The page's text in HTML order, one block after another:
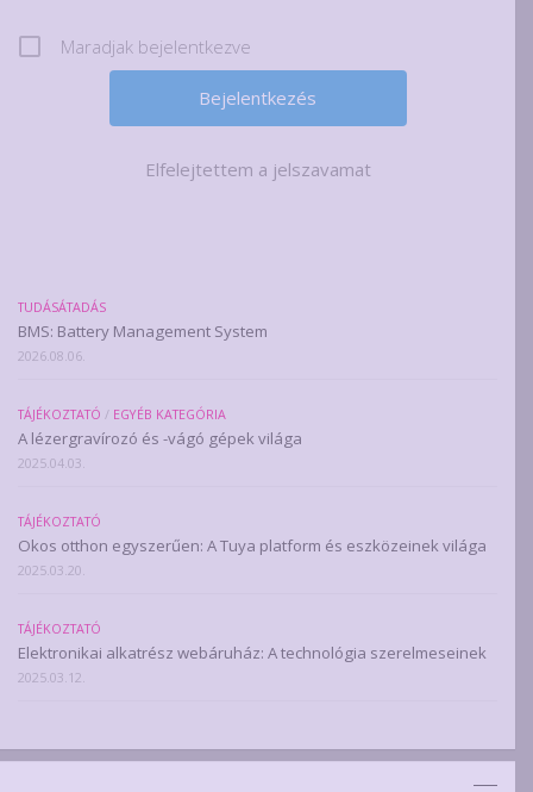
Maradjak bejelentkezve
Elfelejtettem a jelszavamat
TUDÁSÁTADÁS
BMS: Battery Management System
2026.08.06.
TÁJÉKOZTATÓ / EGYÉB KATEGÓRIA
A lézergravírozó és -vágó gépek világa
2025.04.03.
TÁJÉKOZTATÓ
Okos otthon egyszerűen: A Tuya platform és eszközeinek világa
2025.03.20.
TÁJÉKOZTATÓ
Elektronikai alkatrész webáruház: A technológia szerelmeseinek
2025.03.12.